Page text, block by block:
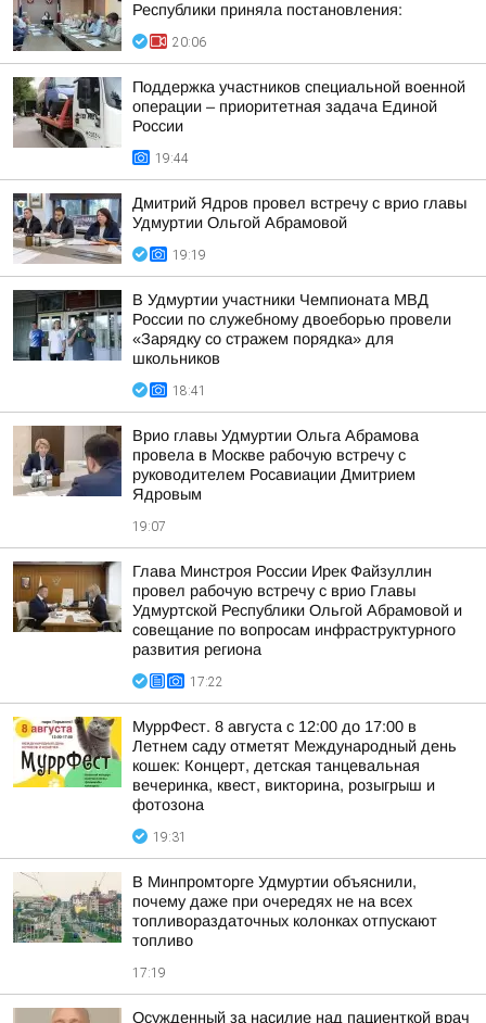
Республики приняла постановления:
20:06
Поддержка участников специальной военной
операции – приоритетная задача Единой
России
19:44
Дмитрий Ядров провел встречу с врио главы
Удмуртии Ольгой Абрамовой
19:19
В Удмуртии участники Чемпионата МВД
России по служебному двоеборью провели
«Зарядку со стражем порядка» для
школьников
18:41
Врио главы Удмуртии Ольга Абрамова
провела в Москве рабочую встречу с
руководителем Росавиации Дмитрием
Ядровым
19:07
Глава Минстроя России Ирек Файзуллин
провел рабочую встречу с врио Главы
Удмуртской Республики Ольгой Абрамовой и
совещание по вопросам инфраструктурного
развития региона
17:22
МуррФест. 8 августа с 12:00 до 17:00 в
Летнем саду отметят Международный день
кошек: Концерт, детская танцевальная
вечеринка, квест, викторина, розыгрыш и
фотозона
19:31
В Минпромторге Удмуртии объяснили,
почему даже при очередях не на всех
топливораздаточных колонках отпускают
топливо
17:19
Осужденный за насилие над пациенткой врач